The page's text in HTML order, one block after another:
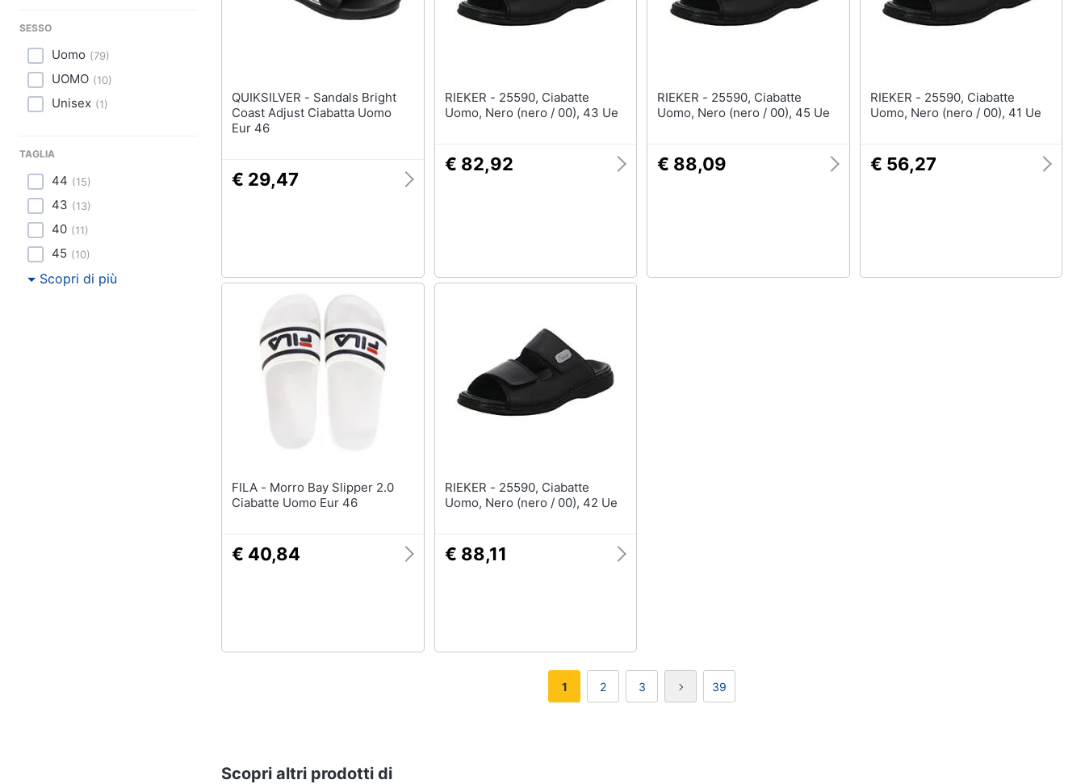
SESSO
Uomo (79)
UOMO (10)
Unisex (1)
TAGLIA
44 (15)
43 (13)
40 (11)
45 (10)
Scopri di più
QUIKSILVER - Sandals Bright
Coast Adjust Ciabatta Uomo
Eur 46
€ 29,47
RIEKER - 25590, Ciabatte
Uomo, Nero (nero / 00), 43 Ue
€ 82,92
RIEKER - 25590, Ciabatte
Uomo, Nero (nero / 00), 45 Ue
€ 88,09
RIEKER - 25590, Ciabatte
Uomo, Nero (nero / 00), 41 Ue
€ 56,27
FILA - Morro Bay Slipper 2.0
Ciabatte Uomo Eur 46
€ 40,84
RIEKER - 25590, Ciabatte
Uomo, Nero (nero / 00), 42 Ue
€ 88,11
1 2 3 39
Scopri altri prodotti di